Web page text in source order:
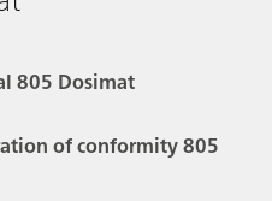
805 Dosimat
of conformity 805